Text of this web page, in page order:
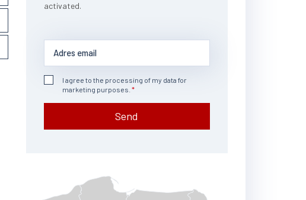
activated.
I agree to the processing of my data for
marketing purposes.
Send